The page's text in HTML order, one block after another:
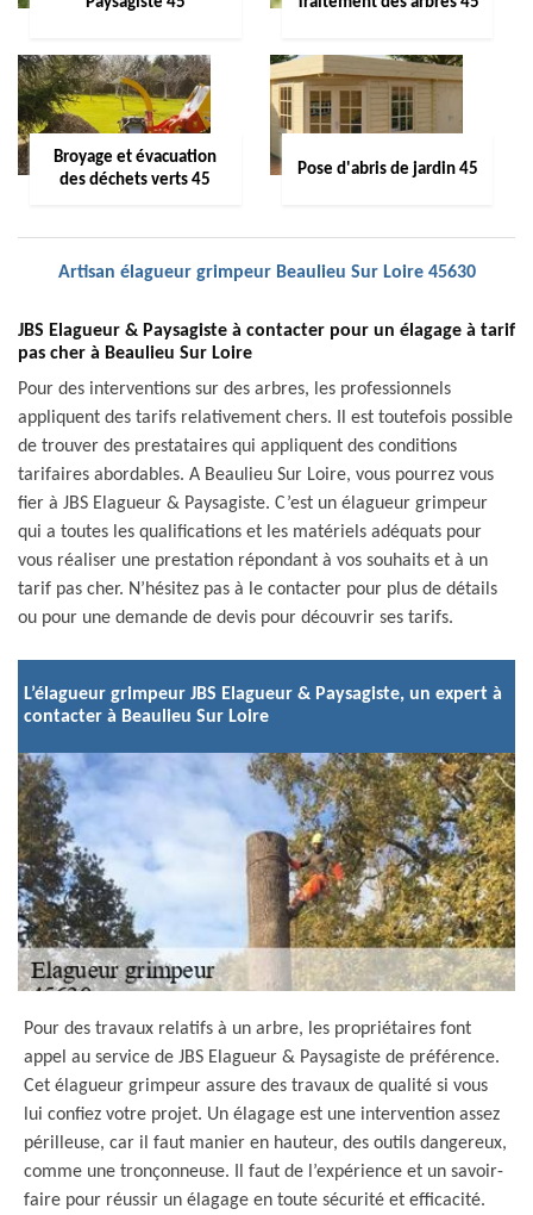
Broyage et évacuation
des déchets verts 45
Pose d'abris de jardin 45
Artisan élagueur grimpeur Beaulieu Sur Loire 45630
JBS Elagueur & Paysagiste à contacter pour un élagage à tarif
pas cher à Beaulieu Sur Loire
Pour des interventions sur des arbres, les professionnels
appliquent des tarifs relativement chers. Il est toutefois possible
de trouver des prestataires qui appliquent des conditions
tarifaires abordables. A Beaulieu Sur Loire, vous pourrez vous
fier à JBS Elagueur & Paysagiste. C’est un élagueur grimpeur
qui a toutes les qualifications et les matériels adéquats pour
vous réaliser une prestation répondant à vos souhaits et à un
tarif pas cher. N’hésitez pas à le contacter pour plus de détails
ou pour une demande de devis pour découvrir ses tarifs.
L’élagueur grimpeur JBS Elagueur & Paysagiste, un expert à
contacter à Beaulieu Sur Loire
Pour des travaux relatifs à un arbre, les propriétaires font
appel au service de JBS Elagueur & Paysagiste de préférence.
Cet élagueur grimpeur assure des travaux de qualité si vous
lui confiez votre projet. Un élagage est une intervention assez
périlleuse, car il faut manier en hauteur, des outils dangereux,
comme une tronçonneuse. Il faut de l’expérience et un savoir-
faire pour réussir un élagage en toute sécurité et efficacité.